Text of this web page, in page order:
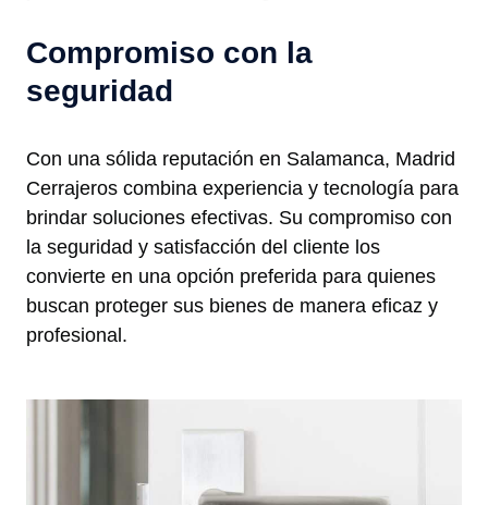
Compromiso con la
seguridad
Con una sólida reputación en Salamanca, Madrid
Cerrajeros combina experiencia y tecnología para
brindar soluciones efectivas. Su compromiso con
la seguridad y satisfacción del cliente los
convierte en una opción preferida para quienes
buscan proteger sus bienes de manera eficaz y
profesional.